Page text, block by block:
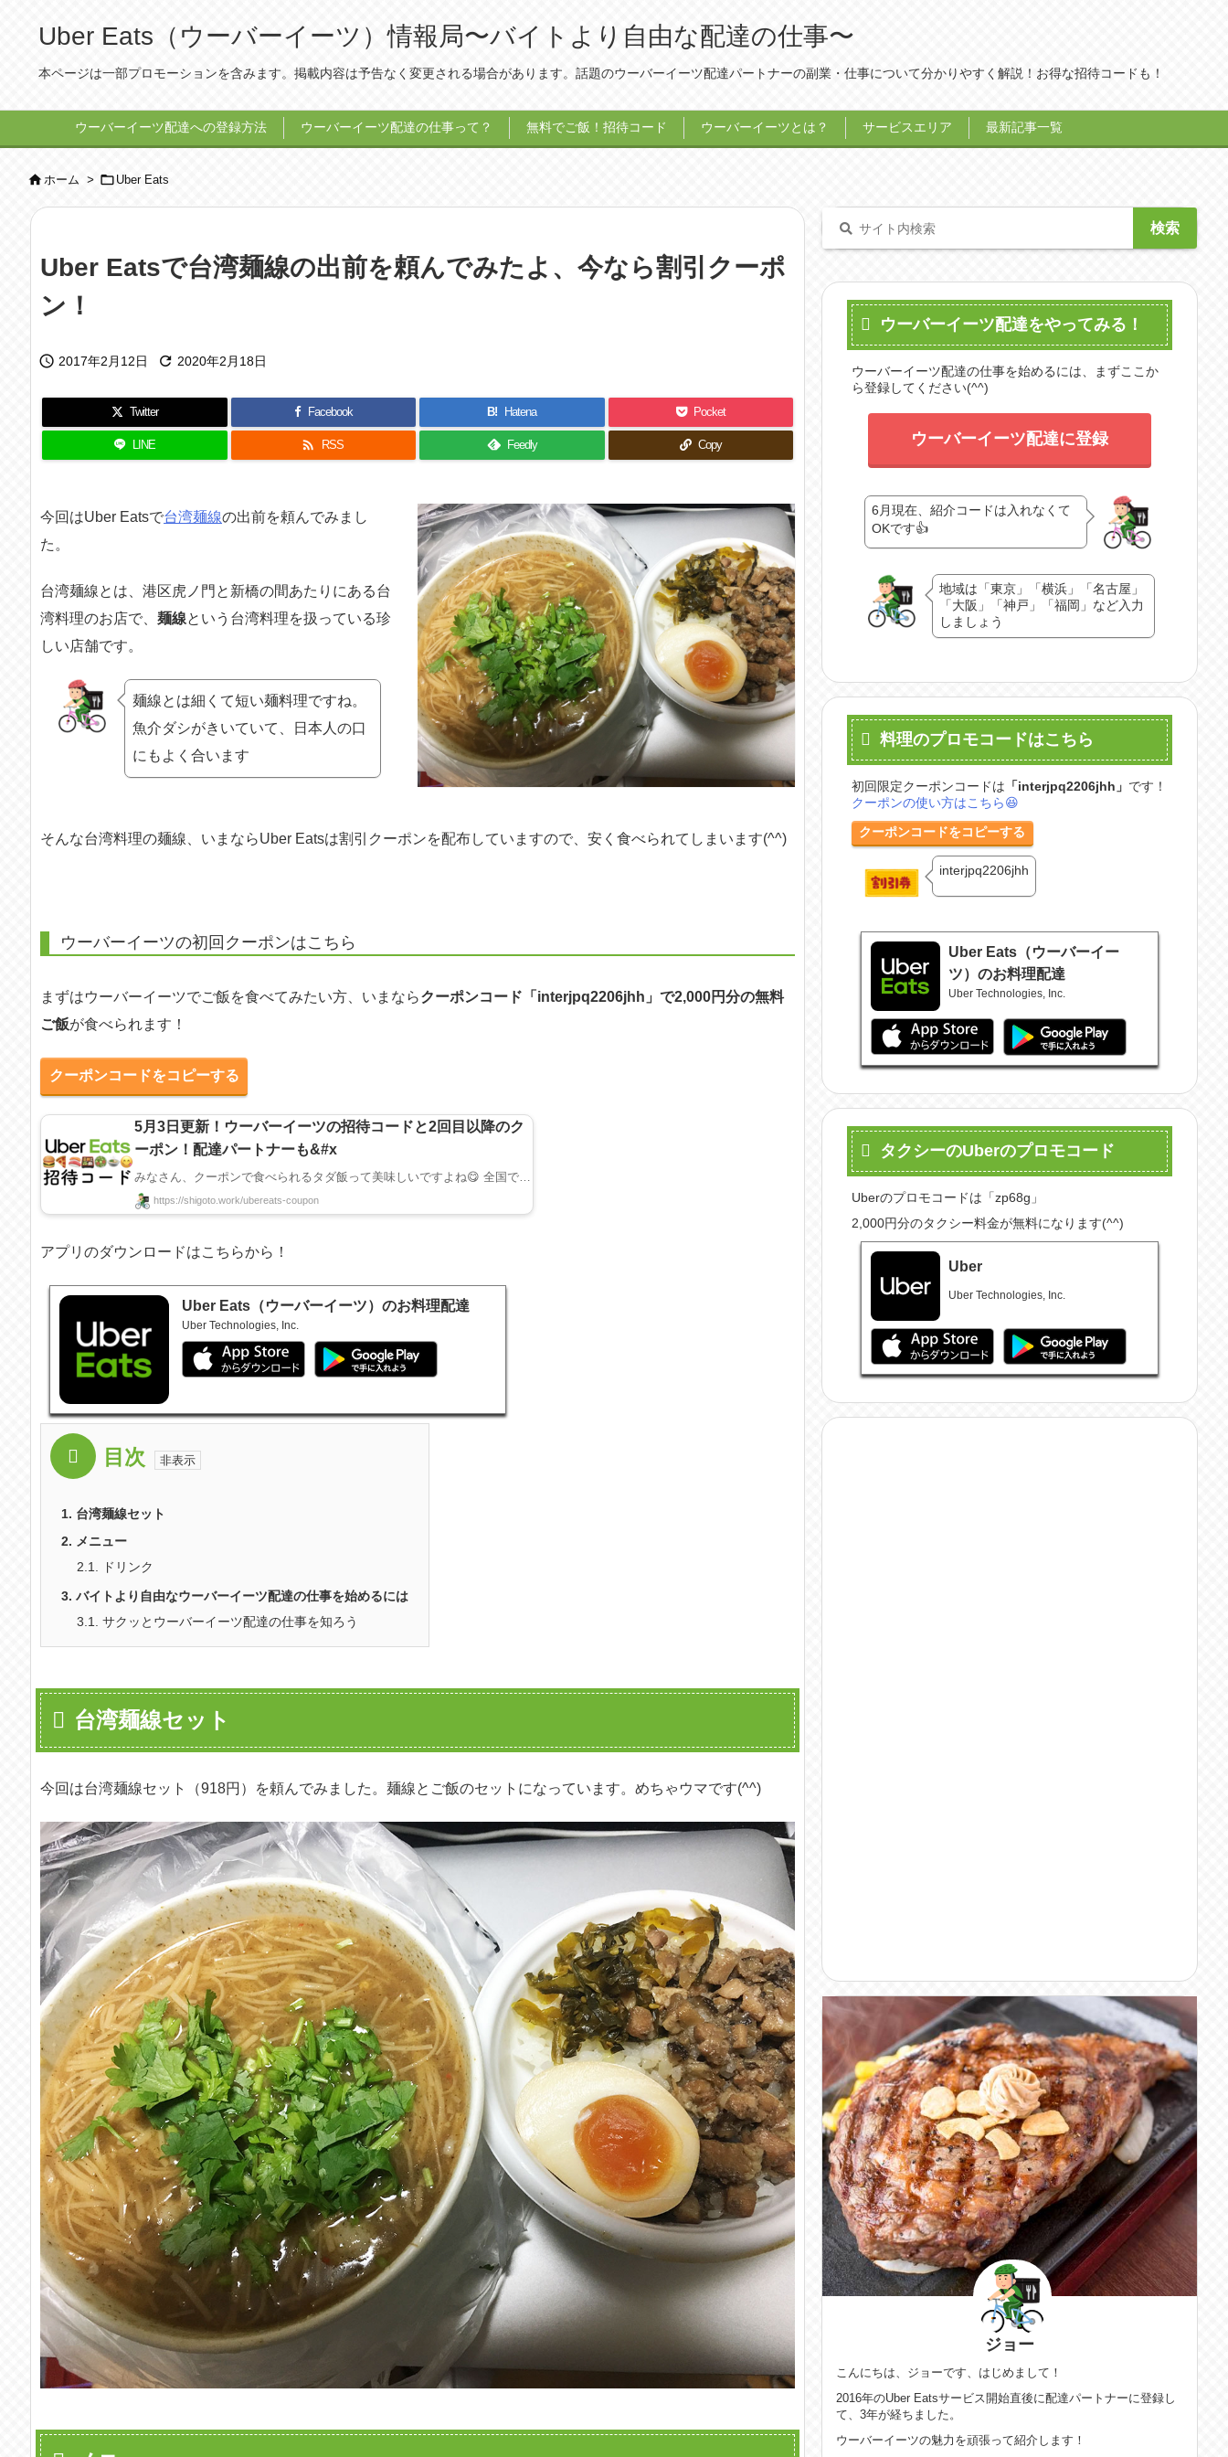
Uber Eats（ウーバーイーツ）情報局〜バイトより自由な配達の仕事〜
本ページは一部プロモーションを含みます。掲載内容は予告なく変更される場合があります。話題のウーバーイーツ配達パートナーの副業・仕事について分かりやすく解説！お得な招待コードも！
ウーバーイーツ配達への登録方法 ウーバーイーツ配達の仕事って？ 無料でご飯！招待コード ウーバーイーツとは？ サービスエリア 最新記事一覧
ホーム >  Uber Eats
Uber Eatsで台湾麺線の出前を頼んでみたよ、今なら割引クーポ
ン！
 2017年2月12日  2020年2月18日
Twitter Facebook B! Hatena Pocket
LINE  RSS Feedly Copy
今回はUber Eatsで台湾麺線の出前を頼んでみまし
た。
台湾麺線とは、港区虎ノ門と新橋の間あたりにある台
湾料理のお店で、 麺線という台湾料理を扱っている珍
しい店舗です。
麺線とは細くて短い麺料理ですね。
魚介ダシがきいていて、日本人の口
にもよく合います
そんな台湾料理の麺線、いまならUber Eatsは割引クーポンを配布していますので、安く食べられてしまいます(^^)
ウーバーイーツの初回クーポンはこちら
まずはウーバーイーツでご飯を食べてみたい方、いまならクーポンコード「 interjpq2206jhh 」で2,000円分の無料
ご飯が食べられます！
クーポンコードをコピーする
5月3日更新！ウーバーイーツの招待コードと2回目以降のク
ーポン！配達パートナーも&#x
みなさん、クーポンで食べられるタダ飯って美味しいですよね😋 全国で人気のウーバーイーツでは ...
https://shigoto.work/ubereats-coupon
アプリのダウンロードはこちらから！
Uber Eats（ウーバーイーツ）のお料理配達
Uber Technologies, Inc.
目次
1. 台湾麺線セット
2. メニュー
2.1. ドリンク
3. バイトより自由なウーバーイーツ配達の仕事を始めるには
3.1. サクッとウーバーイーツ配達の仕事を知ろう
台湾麺線セット
今回は台湾麺線セット（918円）を頼んでみました。麺線とご飯のセットになっています。めちゃウマです(^^)
ウーバーイーツ配達をやってみる！
ウーバーイーツ配達の仕事を始めるには、まずここか
ら登録してください(^^)
ウーバーイーツ配達に登録
6月現在、紹介コードは入れなくて
OKです👍
地域は「東京」「横浜」「名古屋」
「大阪」「神戸」「福岡」など入力
しましょう
料理のプロモコードはこちら
初回限定クーポンコードは 「interjpq2206jhh 」 です！
クーポンの使い方はこちら😆
クーポンコードをコピーする
interjpq2206jhh
Uber Eats（ウーバーイー
ツ）のお料理配達
Uber Technologies, Inc.
タクシーのUberのプロモコード
Uberのプロモコードは「zp68g」
2,000円分のタクシー料金が無料になります(^^)
Uber
Uber Technologies, Inc.
ジョー
こんにちは、ジョーです、はじめまして！
2016年のUber Eatsサービス開始直後に配達パートナーに登録し
て、3年が経ちました。
ウーバーイーツの魅力を頑張って紹介します！